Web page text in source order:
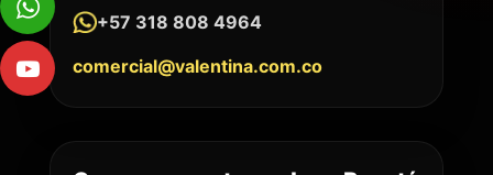
+57 318 808 4964
comercial@valentina.com.co